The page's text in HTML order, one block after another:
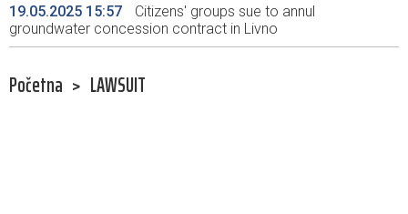
19.05.2025 15:57
Citizens' groups sue to annul
groundwater concession contract in Livno
Početna > LAWSUIT